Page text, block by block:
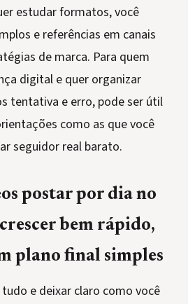
estudar formatos, você
e referências em canais
de marca. Para quem
digital e quer organizar
tentativa e erro, pode ser útil
como as que você
seguidor real barato.
postar por dia no
bem rápido,
plano final simples
e deixar claro como você